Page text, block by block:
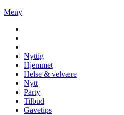
Meny
Nyttig
Hjemmet
Helse & velvære
Nytt
Party
Tilbud
Gavetips